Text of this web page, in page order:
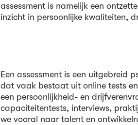
assessment is namelijk een
inzicht in persoonlijke kwaliteiten,
Een assessment is een uitgebreid
dat vaak bestaat uit online tests
een persoonlijkheid- en
capaciteitentests, interviews,
we vooral naar talent en